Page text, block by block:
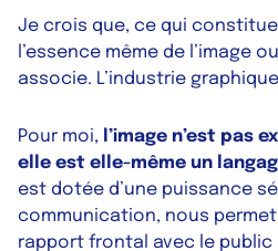
Je crois que, ce qui
l’essence même de l’image
associe. L’industrie
Pour moi, l’image n’est pas
elle est elle-même un
est dotée d’une puissance
communication, nous
rapport frontal avec le public